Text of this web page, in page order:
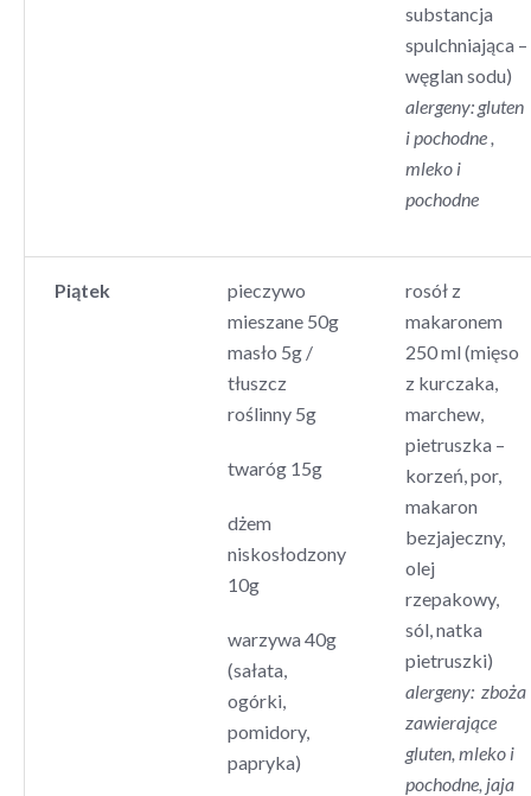
substancja
spulchniająca –
węglan sodu)
alergeny: gluten
i pochodne ,
mleko i
pochodne
Piątek
pieczywo
mieszane 50g
masło 5g /
tłuszcz
roślinny 5g
twaróg 15g
dżem
niskosłodzony
10g
warzywa 40g
(sałata,
ogórki,
pomidory,
papryka)
rosół z
makaronem
250 ml (mięso
z kurczaka,
marchew,
pietruszka –
korzeń, por,
makaron
bezjajeczny,
olej
rzepakowy,
sól, natka
pietruszki)
alergeny: zboża
zawierające
gluten, mleko i
pochodne, jaja